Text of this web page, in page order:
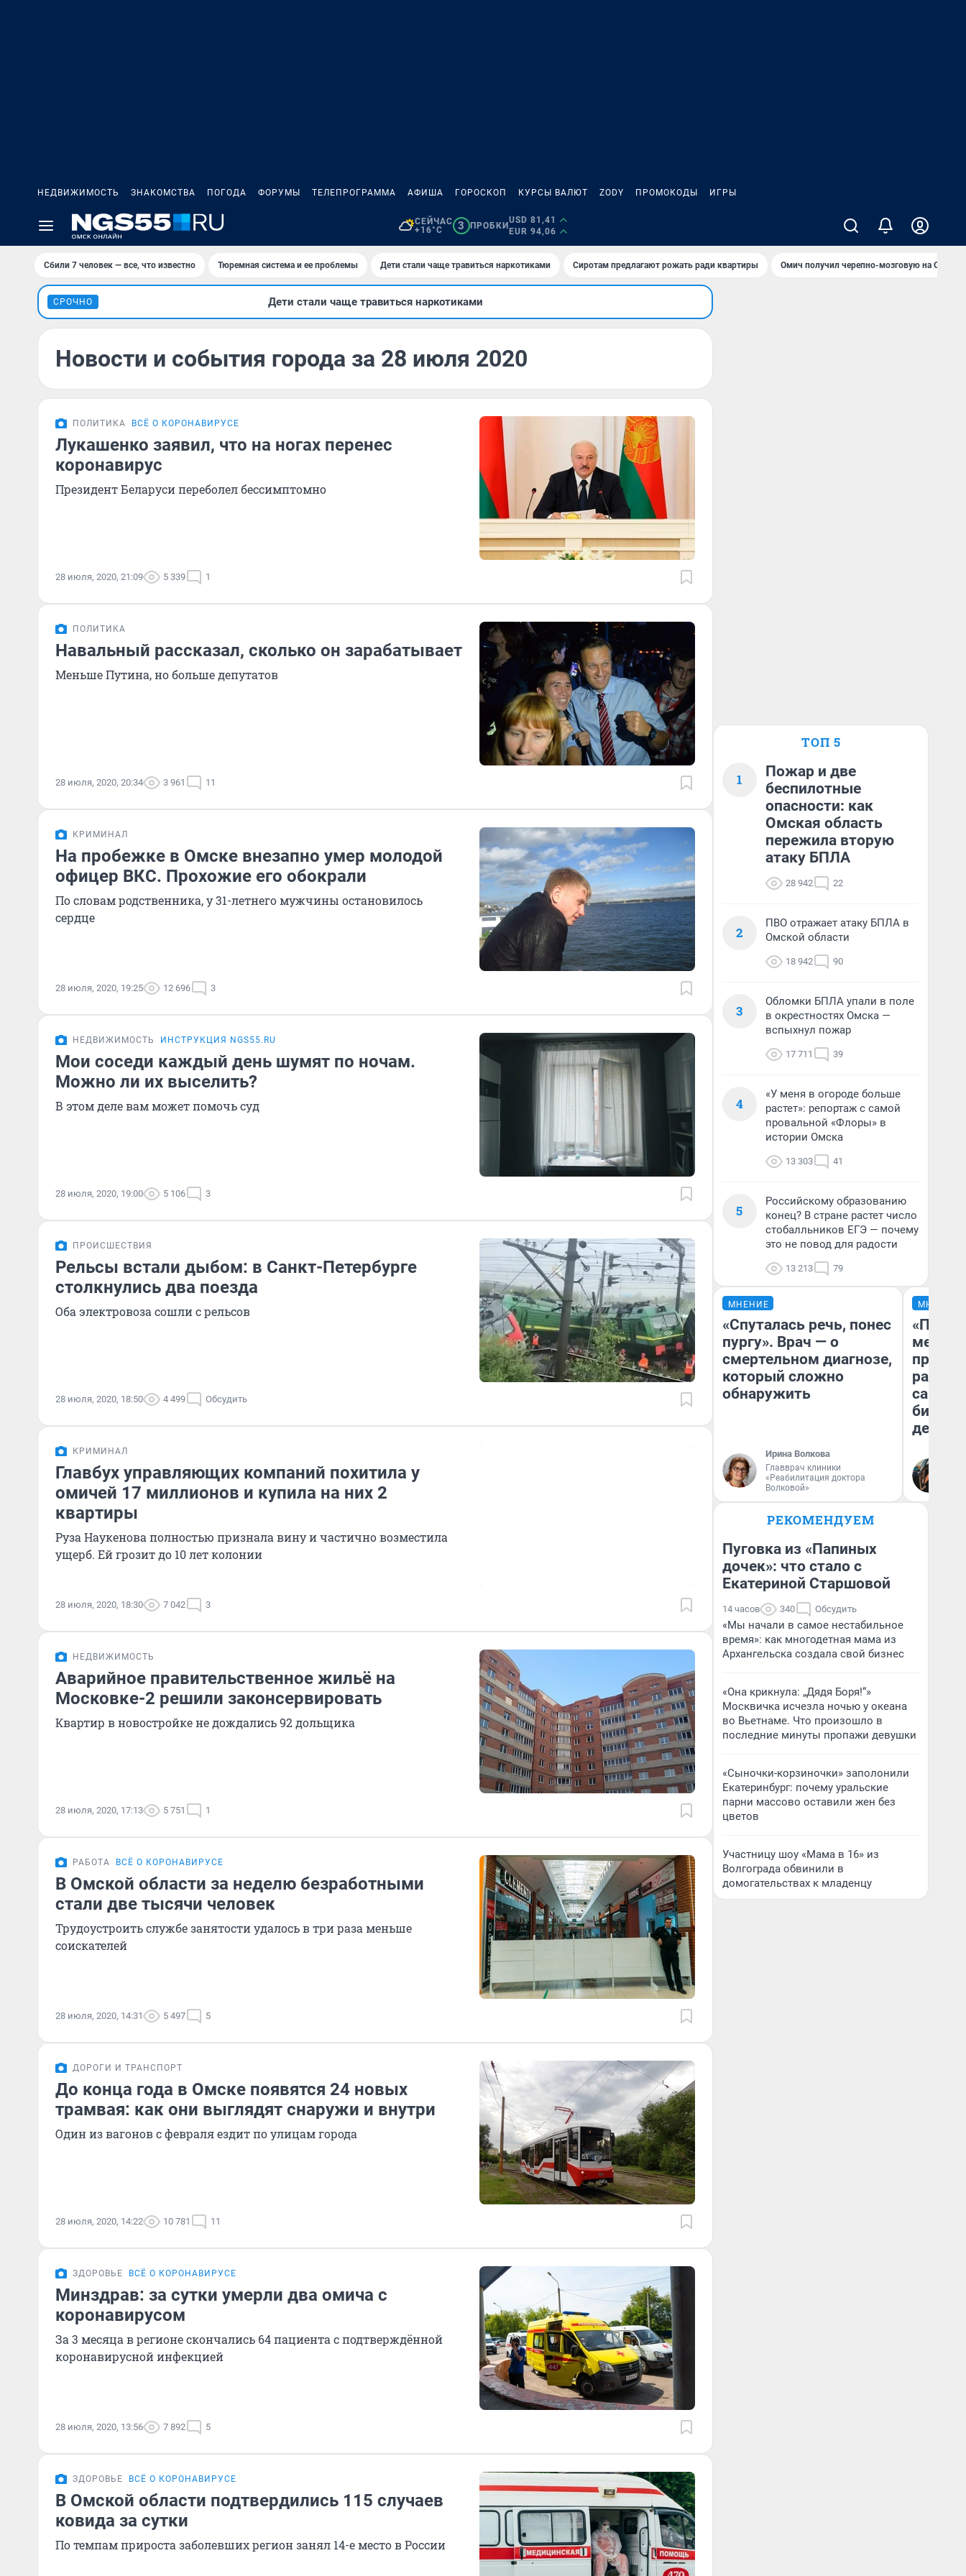
НЕДВИЖИМОСТЬ ЗНАКОМСТВА ПОГОДА ФОРУМЫ ТЕЛЕПРОГРАММА АФИША ГОРОСКОП КУРСЫ ВАЛЮТ ZODY ПРОМОКОДЫ ИГРЫ
СЕЙЧАС
+16°C
3 ПРОБКИ
USD 81,41
EUR 94,06
Сбили 7 человек — все, что известно Тюремная система и ее проблемы Дети стали чаще травиться наркотиками Сиротам предлагают рожать ради квартиры Омич получил черепно-мозговую на ОНПЗ
СРОЧНО Дети стали чаще травиться наркотиками
Новости и события города за 28 июля 2020
ПОЛИТИКА ВСЁ О КОРОНАВИРУСЕ
Лукашенко заявил, что на ногах перенес
коронавирус
Президент Беларуси переболел бессимптомно
28 июля, 2020, 21:09 5 339 1
ПОЛИТИКА
Навальный рассказал, сколько он зарабатывает
Меньше Путина, но больше депутатов
28 июля, 2020, 20:34 3 961 11
КРИМИНАЛ
На пробежке в Омске внезапно умер молодой
офицер ВКС. Прохожие его обокрали
По словам родственника, у 31-летнего мужчины остановилось
сердце
28 июля, 2020, 19:25 12 696 3
НЕДВИЖИМОСТЬ ИНСТРУКЦИЯ NGS55.RU
Мои соседи каждый день шумят по ночам.
Можно ли их выселить?
В этом деле вам может помочь суд
28 июля, 2020, 19:00 5 106 3
ПРОИСШЕСТВИЯ
Рельсы встали дыбом: в Санкт-Петербурге
столкнулись два поезда
Оба электровоза сошли с рельсов
28 июля, 2020, 18:50 4 499 Обсудить
КРИМИНАЛ
Главбух управляющих компаний похитила у
омичей 17 миллионов и купила на них 2
квартиры
Руза Наукенова полностью признала вину и частично возместила
ущерб. Ей грозит до 10 лет колонии
28 июля, 2020, 18:30 7 042 3
НЕДВИЖИМОСТЬ
Аварийное правительственное жильё на
Московке-2 решили законсервировать
Квартир в новостройке не дождались 92 дольщика
28 июля, 2020, 17:13 5 751 1
РАБОТА ВСЁ О КОРОНАВИРУСЕ
В Омской области за неделю безработными
стали две тысячи человек
Трудоустроить службе занятости удалось в три раза меньше
соискателей
28 июля, 2020, 14:31 5 497 5
ДОРОГИ И ТРАНСПОРТ
До конца года в Омске появятся 24 новых
трамвая: как они выглядят снаружи и внутри
Один из вагонов с февраля ездит по улицам города
28 июля, 2020, 14:22 10 781 11
ЗДОРОВЬЕ ВСЁ О КОРОНАВИРУСЕ
Минздрав: за сутки умерли два омича с
коронавирусом
За 3 месяца в регионе скончались 64 пациента с подтверждённой
коронавирусной инфекцией
28 июля, 2020, 13:56 7 892 5
ЗДОРОВЬЕ ВСЁ О КОРОНАВИРУСЕ
В Омской области подтвердились 115 случаев
ковида за сутки
По темпам прироста заболевших регион занял 14-е место в России
ТОП 5
1
Пожар и две
беспилотные
опасности: как
Омская область
пережила вторую
атаку БПЛА
28 942 22
2
ПВО отражает атаку БПЛА в
Омской области
18 942 90
3
Обломки БПЛА упали в поле
в окрестностях Омска —
вспыхнул пожар
17 711 39
4
«У меня в огороде больше
растет»: репортаж с самой
провальной «Флоры» в
истории Омска
13 303 41
5
Российскому образованию
конец? В стране растет число
стобалльников ЕГЭ — почему
это не повод для радости
13 213 79
МНЕНИЕ
«Спуталась речь, понес
пургу». Врач — о
смертельном диагнозе,
который сложно
обнаружить
Ирина Волкова
Главврач клиники
«Реабилитация доктора
Волковой»
МНЕНИЕ
самом
РЕКОМЕНДУЕМ
Пуговка из «Папиных
дочек»: что стало с
Екатериной Старшовой
14 часов 340 Обсудить
«Мы начали в самое нестабильное
время»: как многодетная мама из
Архангельска создала свой бизнес
«Она крикнула: „Дядя Боря!“»
Москвичка исчезла ночью у океана
во Вьетнаме. Что произошло в
последние минуты пропажи девушки
«Сыночки-корзиночки» заполонили
Екатеринбург: почему уральские
парни массово оставили жен без
цветов
Участницу шоу «Мама в 16» из
Волгограда обвинили в
домогательствах к младенцу